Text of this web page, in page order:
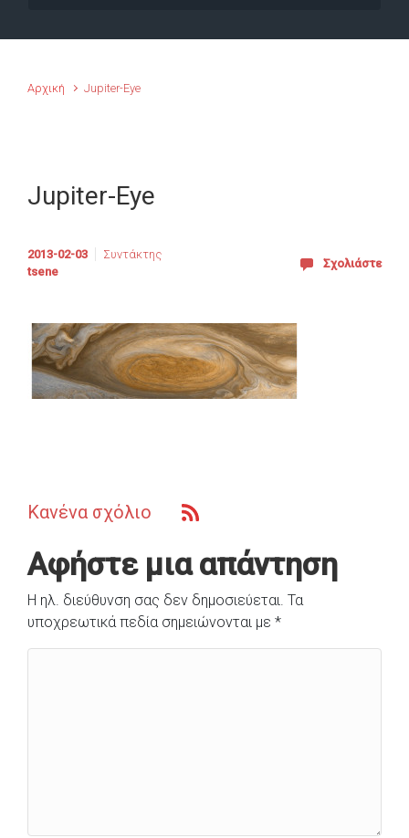
Αρχική Jupiter-Eye
Jupiter-Eye
2013-02-03
Συντάκτης
tsene
Σχολιάστε
Κανένα σχόλιο
Αφήστε μια απάντηση
Η ηλ. διεύθυνση σας δεν δημοσιεύεται. Τα
υποχρεωτικά πεδία σημειώνονται με *